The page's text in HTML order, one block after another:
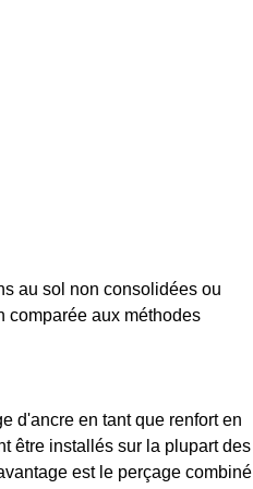
au sol non consolidées ou
comparée aux méthodes
d'ancre en tant que renfort en
être installés sur la plupart des
est le perçage combiné